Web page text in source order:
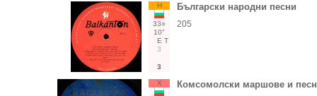
Н
33○
10"
Е Т
3
3
Български народни песни
205
Х Комсомолски маршове и